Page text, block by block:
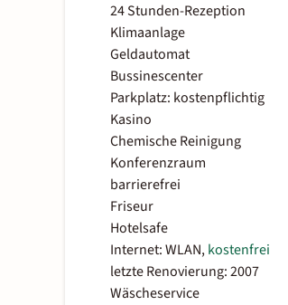
24 Stunden-Rezeption
Klimaanlage
Geldautomat
Bussinescenter
Parkplatz: kostenpflichtig
Kasino
Chemische Reinigung
Konferenzraum
barrierefrei
Friseur
Hotelsafe
Internet: WLAN,kostenfrei
letzte Renovierung: 2007
Wäscheservice